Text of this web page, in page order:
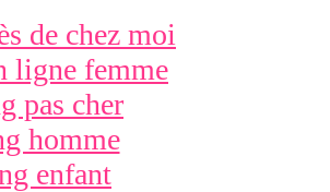
de chez moi
ligne femme
pas cher
homme
enfant